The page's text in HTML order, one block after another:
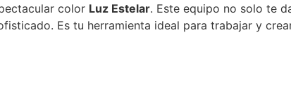
color Luz Estelar. Este equipo no solo te
Es tu herramienta ideal para trabajar y